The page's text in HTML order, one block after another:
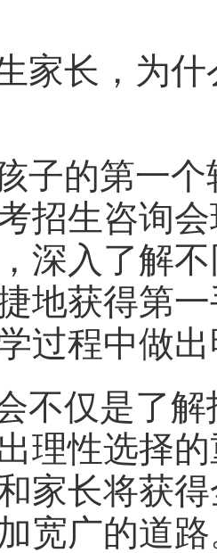
家长，为
子的第一
招生咨询
深入了解
地获得第
过程中做
不仅是了
理性选择
家长将获
宽广的道